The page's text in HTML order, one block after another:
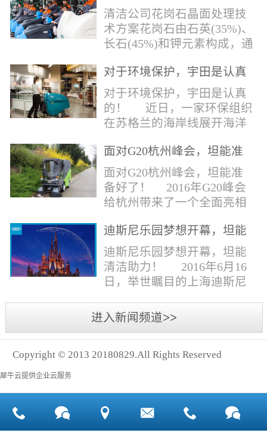
术方案
清洁公司花岗石晶面处理技
术方案花岗石由石英(35%)、
长石(45%)和钾元素构成，通
含有极少量的方解石，表面
能看出具有矿物颗粒的结晶
体，硬度比大理石硬，硬度
在6.5左右。维护比大理石容
染，花岗石的种类根据石英,
同。清洁公司花岗石晶面处
理技术方案有如下要点：
一、清洁设备、工具石材翻
新机、石材晶面处理机、吸
水吸尘器、吹风机、花岗
石...
对于环境保护，宇田是认真
的！
对于环境保护，宇田是认真
的！ 近日，一家环保组织
在苏格兰的海岸线展开海洋
洋塑料垃圾对英国海洋生物
所带来的影响。他们发现至
少有30个海滩存在塑料污染
的情况。 该组织发动当地
动中，希望以此提高公众对
理想中，大海...
面对G20杭州峰会，坦能准
备好了！
面对G20杭州峰会，坦能准
备好了！ 2016年G20峰会
给杭州带来了一个全面亮相
球国际组织和世界人民检阅
的一次大考。多国元首齐聚
杭州，在欣赏美丽西湖景色
的同事，第一印象就是杭州
览城是本次峰会举办的核心
区域，主要囊括了奥体中
心、国际博览中心、超高层
双塔酒店和地铁上盖物业，
迪斯尼乐园梦想开幕，坦能
清洁助力！
迪斯尼乐园梦想开幕，坦能
清洁助力！ 2016年6月16
日，举世瞩目的上海迪斯尼
奇想花园、探险岛、宝藏
湾、明日世界和梦幻世界，
开神秘面纱。根据迪斯尼官
球接待人数最多的迪斯尼乐
园！ 位于浦东新区川...
进入新闻频道>>
Copyright © 2013 20180829.All Rights Reserved
犀牛云提供企业云服务